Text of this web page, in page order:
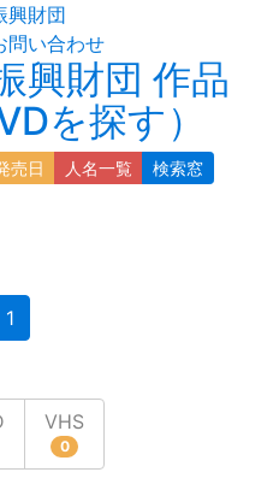
興財団
問い合わせ
興財団 作品
を探す）
売日 人名一覧 検索窓
1(current)
VHS
0